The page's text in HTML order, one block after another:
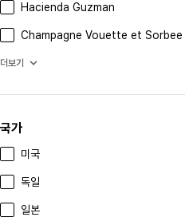
Hacienda Guzman
Champagne Vouette et Sorbee
tuopaishede
jingyanggang
luzhoulaojiao
kongfujiajiu
더보기
국가
미국
독일
일본